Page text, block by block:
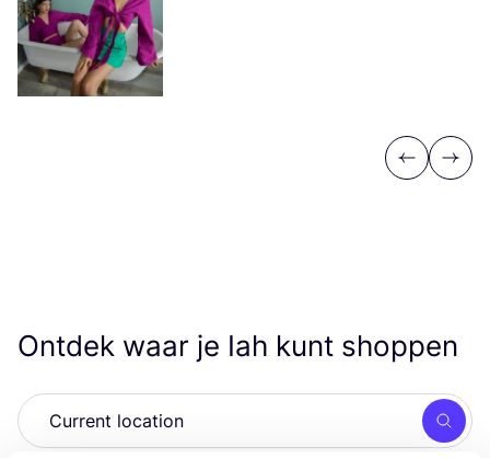
Previous
Next
Ontdek waar je Iah kunt shoppen
Zoek